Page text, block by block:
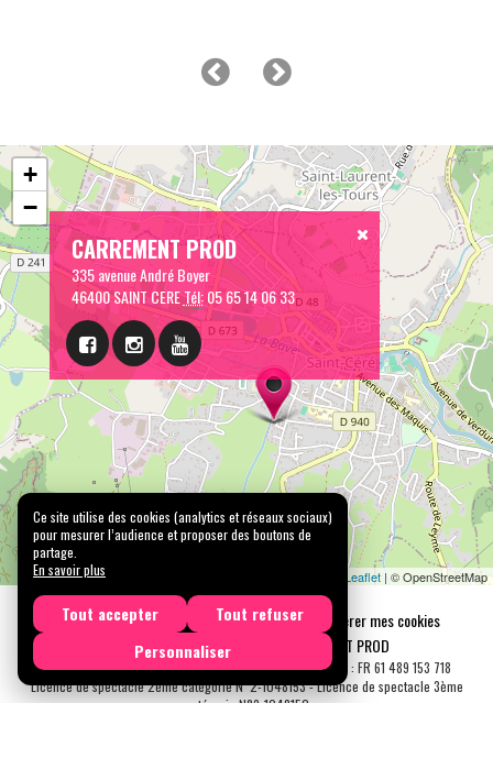
CARREMENT PROD
335 avenue André Boyer
46400 SAINT CERETél:05 65 14 06 33
+
−
Leaflet | © OpenStreetMap
Mentions légales Confidentialité
Gérer mes cookies
Tous droits réservés © 2026 |
CARREMENT PROD
N° SIRET : 489 153 718 00031 - APE : 9001 Z - N° TVA Int. : FR 61 489 153 718
Licence de spectacle 2ème catégorie N°2-1048153 - Licence de spectacle 3ème
catégorie N°3-1048152
Ce site utilise des cookies (analytics et réseaux sociaux)
pour mesurer l’audience et proposer des boutons de
partage.
En savoir plus
Tout accepter
Tout refuser
Personnaliser